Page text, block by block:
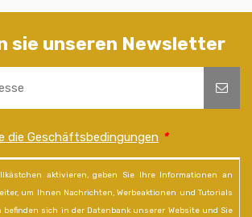
sie unseren Newsletter
die Geschäftsbedingungen *
aktivieren, geben Sie Ihre Informationen an
um Ihnen Nachrichten, Werbeaktionen und Tutorials
sich in der Datenbank unserer Website und Sie